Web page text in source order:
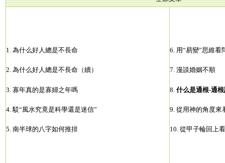
1. 為什么好人總是不長命
2. 為什么好人總是不長命（續）
3. 寡年真的是寡婦之年嗎
4. 駁“風水究竟是科學還是迷信”
5. 南半球的八字如何推排
6. 用“易變”思維看
7. 漫談婚姻不順
8. 什么是通根-通
9. 從用神的角度來
10. 從甲子輪回上